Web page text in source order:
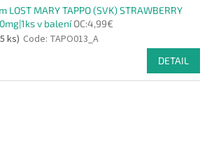
MARY TAPPO (SVK) STRAWBERRY
v baleníOC:4,99€
ks) Code: TAPO013_A
DETAIL